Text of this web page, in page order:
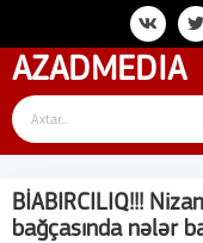
AZADMEDIA
BİABIRCILIQ!!!
bağçasında nələr